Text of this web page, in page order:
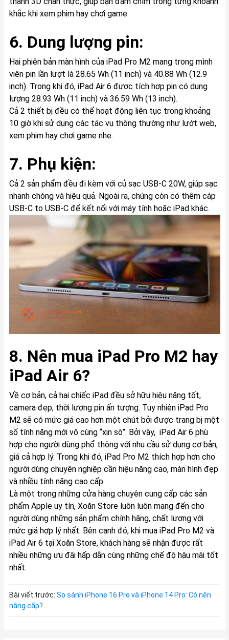
khắc khi xem phim hay chơi game.
6. Dung lượng pin:
Hai phiên bản màn hình của iPad Pro M2 mang trong mình
viên pin lần lượt là 28.65 Wh (11 inch) và 40.88 Wh (12.9
inch). Trong khi đó, iPad Air 6 được tích hợp pin có dung
lượng 28.93 Wh (11 inch) và 36.59 Wh (13 inch).
Cả 2 thiết bị đều có thể hoạt động liên tục trong khoảng
10 giờ khi sử dụng các tác vụ thông thường như lướt web,
xem phim hay chơi game nhẹ.
7. Phụ kiện:
Cả 2 sản phẩm đều đi kèm với củ sạc USB-C 20W, giúp sạc
nhanh chóng và hiệu quả. Ngoài ra, chúng còn có thêm cáp
USB-C to USB-C để kết nối với máy tính hoặc iPad khác.
8. Nên mua iPad Pro M2 hay
iPad Air 6?
Về cơ bản, cả hai chiếc iPad đều sở hữu hiệu năng tốt,
camera đẹp, thời lượng pin ấn tượng. Tuy nhiên iPad Pro
M2 sẽ có mức giá cao hơn một chút bởi được trang bị một
số tính năng mới vô cùng “xịn sò”. Bởi vậy, iPad Air 6 phù
hợp cho người dùng phổ thông với nhu cầu sử dụng cơ bản,
giá cả hợp lý. Trong khi đó, iPad Pro M2 thích hợp hơn cho
người dùng chuyên nghiệp cần hiệu năng cao, màn hình đẹp
và nhiều tính năng cao cấp.
Là một trong những cửa hàng chuyên cung cấp các sản
phẩm Apple uy tín, Xoăn Store luôn luôn mang đến cho
người dùng những sản phẩm chính hãng, chất lượng với
mức giá hợp lý nhất. Bên cạnh đó, khi mua iPad Pro M2 và
iPad Air 6 tại Xoăn Store, khách hàng sẽ nhận được rất
nhiều những ưu đãi hấp dẫn cùng những chế độ hậu mãi tốt
nhất.
Bài viết trước: So sánh iPhone 16 Pro và iPhone 14 Pro: Có nên
nâng cấp?